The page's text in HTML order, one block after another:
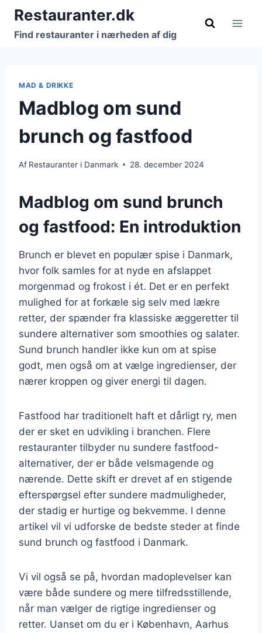
Fortsæt
indhold
Restauranter.dk
Find restauranter i nærheden af dig
MAD & DRIKKE
Madblog om sund
brunch og fastfood
Af Restauranter i Danmark 28. december 2024
Madblog om sund brunch
og fastfood: En introduktion
Brunch er blevet en populær spise i Danmark,
hvor folk samles for at nyde en afslappet
morgenmad og frokost i ét. Det er en perfekt
mulighed for at forkæle sig selv med lækre
retter, der spænder fra klassiske æggeretter til
sundere alternativer som smoothies og salater.
Sund brunch handler ikke kun om at spise
godt, men også om at vælge ingredienser, der
nærer kroppen og giver energi til dagen.
Fastfood har traditionelt haft et dårligt ry, men
der er sket en udvikling i branchen. Flere
restauranter tilbyder nu sundere fastfood-
alternativer, der er både velsmagende og
nærende. Dette skift er drevet af en stigende
efterspørgsel efter sundere madmuligheder,
der stadig er hurtige og bekvemme. I denne
artikel vil vi udforske de bedste steder at finde
sund brunch og fastfood i Danmark.
Vi vil også se på, hvordan madoplevelser kan
være både sundere og mere tilfredsstillende,
når man vælger de rigtige ingredienser og
retter. Uanset om du er i København, Aarhus